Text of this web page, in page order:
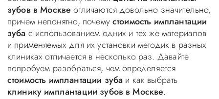
зубов в Москве отличаются довольно значительно,
причем непонятно, почемустоимость имплантации
зуба с использованием одних и тех же материалов
и применяемых для их установки методик в разных
клиниках отличается в несколько раз. Давайте
попробуем разобраться, чем определяется
стоимость имплантации зуба и как выбрать
клинику имплантации зубов в Москве.